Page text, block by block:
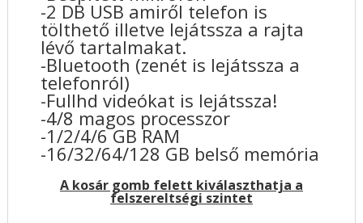
-2 DB USB amiről telefon is
tölthető illetve lejátssza a rajta
lévő tartalmakat.
-Bluetooth (zenét is lejátssza a
telefonról)
-Fullhd videókat is lejátssza!
-4/8 magos processzor
-1/2/4/6 GB RAM
-16/32/64/128 GB belső memória
A kosár gomb felett kiválaszthatja a
felszereltségi szintet